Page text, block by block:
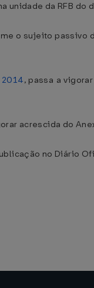
unidade da RFB
o sujeito
2014, passa a
acrescida do
no Diário